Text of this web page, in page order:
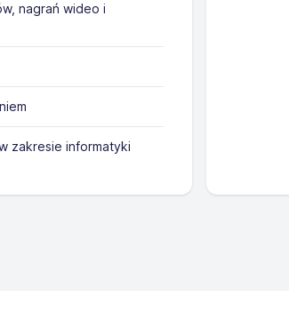
nagrań wideo i
zakresie informatyki